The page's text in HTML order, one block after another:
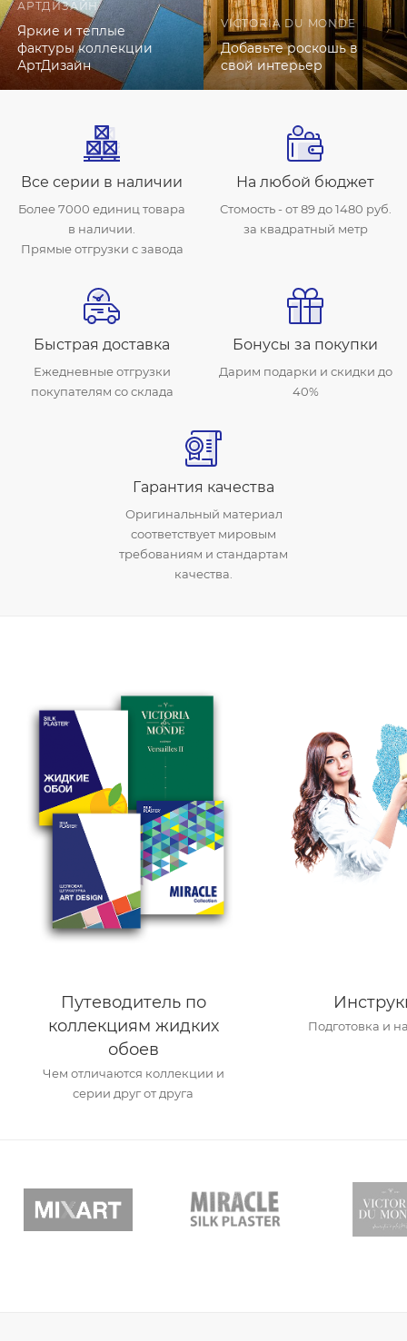
АРТДИЗАЙН
Яркие и теплые
фактуры коллекции
АртДизайн
VICTORIA DU MONDE
Добавьте роскошь в
свой интерьер
Все серии в наличии
Более 7000 единиц товара
в наличии.
Прямые отгрузки с завода
На любой бюджет
Стомость - от 89 до 1480 руб.
за квадратный метр
Быстрая доставка
Ежедневные отгрузки
покупателям со склада
Бонусы за покупки
Дарим подарки и скидки до
40%
Гарантия качества
Оригинальный материал
соответствует мировым
требованиям и стандартам
качества.
Путеводитель по
коллекциям жидких
обоев
Чем отличаются коллекции и
серии друг от друга
Подготовка и